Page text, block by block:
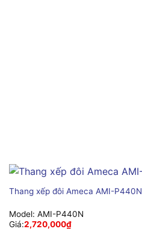
Thang xếp đôi Ameca AMI-P440N
Model: AMI-P440N
Giá:2,720,000₫